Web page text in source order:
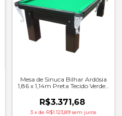
Mesa de Sinuca Bilhar Ardósia
1,86 x 1,14m Preta Tecido Verde -
R$3.371,68
3 xde R$1.123,89 sem juros